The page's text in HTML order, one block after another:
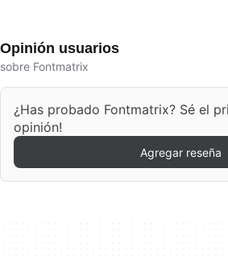
Opinión usuarios
sobre Fontmatrix
¿Has probado Fontmatrix? Sé el
opinión!
Agregar reseña